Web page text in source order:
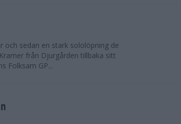
och sedan en stark sololöpning de
från Djurgården tillbaka sitt
Folksam GP...